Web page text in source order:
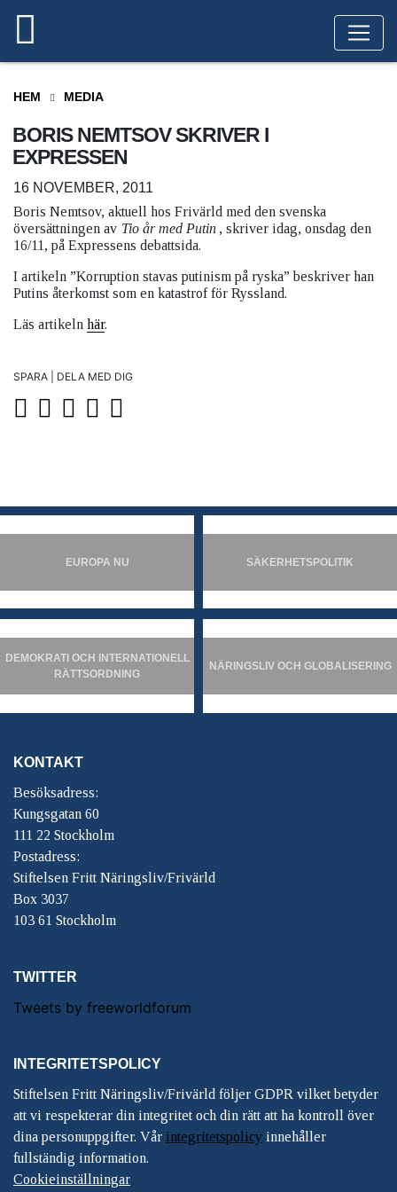
HEM MEDIA
BORIS NEMTSOV SKRIVER I
EXPRESSEN
16 NOVEMBER, 2011
Boris Nemtsov, aktuell hos Frivärld med den svenska
översättningen av Tio år med Putin , skriver idag, onsdag den
16/11, på Expressens debattsida.
I artikeln ”Korruption stavas putinism på ryska” beskriver han
Putins återkomst som en katastrof för Ryssland.
Läs artikeln här.
SPARA | DELA MED DIG
EUROPA NU SÄKERHETSPOLITIK
DEMOKRATI OCH INTERNATIONELL
RÄTTSORDNING
NÄRINGSLIV OCH GLOBALISERING
KONTAKT
Besöksadress:
Kungsgatan 60
111 22 Stockholm
Postadress:
Stiftelsen Fritt Näringsliv/Frivärld
Box 3037
103 61 Stockholm
TWITTER
Tweets by freeworldforum
INTEGRITETSPOLICY
Stiftelsen Fritt Näringsliv/Frivärld följer GDPR vilket betyder
att vi respekterar din integritet och din rätt att ha kontroll över
dina personuppgifter. Vår integritetspolicy innehåller
fullständig information.
Cookieinställningar